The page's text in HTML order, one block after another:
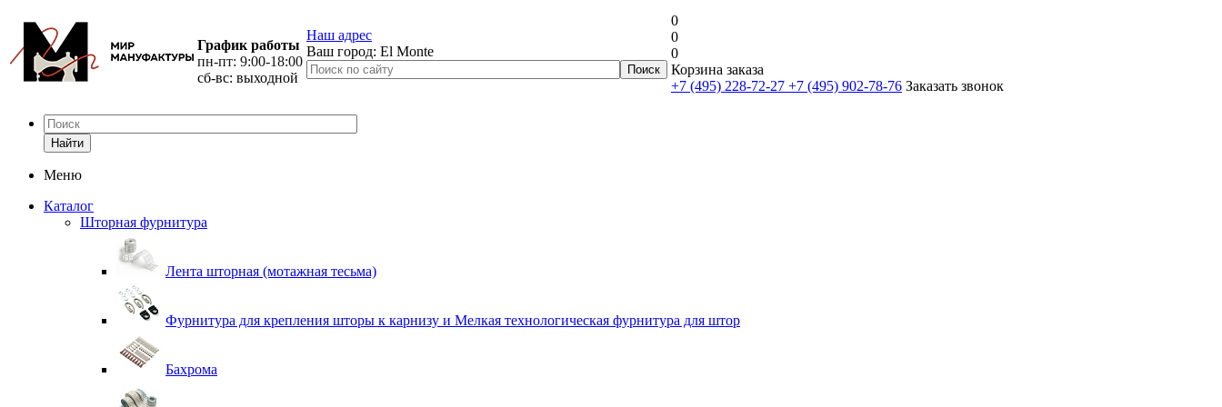
График работы
пн-пт: 9:00-18:00
сб-вс: выходной
Наш адрес
Ваш город: El Monte
0
0
0
Корзина заказа
+7 (495) 228-72-27 +7 (495) 902-78-76 Заказать звонок
Найти
Меню
Каталог
Шторная фурнитура
Лента шторная (мотажная тесьма)
Фурнитура для крепления шторы к карнизу и Мелкая технологическая фурнитура для штор
Бахрома